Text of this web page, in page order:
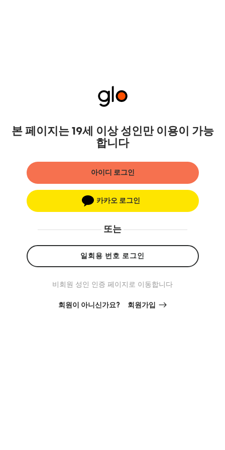
본 페이지는 19세 이상 성인만 이용이 가능
합니다
아이디 로그인
카카오 로그인
또는
일회용 번호 로그인
비회원 성인 인증 페이지로 이동합니다
회원이 아니신가요? 회원가입